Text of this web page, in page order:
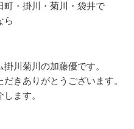
町・掛川・菊川・袋井で
ら
川菊川の加藤優です。
きありがとうございます。
ます。